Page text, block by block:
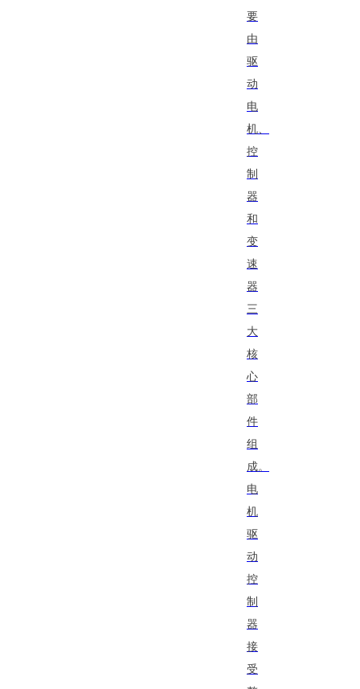
要
由
驱
动
电
机、
控
制
器
和
变
速
器
三
大
核
心
部
件
组
成。
电
机
驱
动
控
制
器
接
受